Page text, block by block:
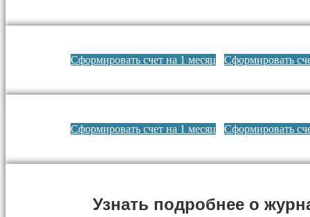
Сформировать счет на 1 месяц Сформировать
Сформировать счет на 1 месяц Сформировать
Узнать подробнее о